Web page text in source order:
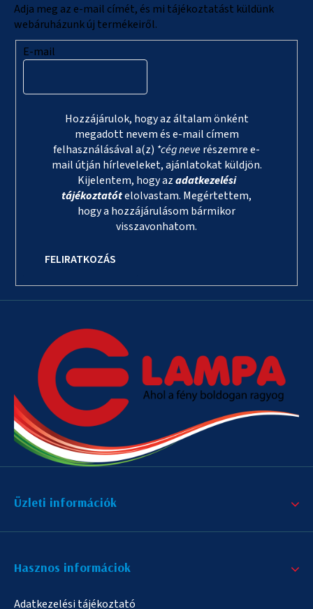
Adja meg az e-mail címét, és mi tájékoztatást küldünk
webáruházunk új termékeiről.
E-mail
Hozzájárulok, hogy az általam önként
megadott nevem és e-mail címem
felhasználásával a(z) *cég neverészemre e-
mail útján hírleveleket, ajánlatokat küldjön.
Kijelentem, hogy azadatkezelési
tájékoztatótelolvastam. Megértettem,
hogy a hozzájárulásom bármikor
visszavonhatom.
FELIRATKOZÁS
Üzleti információk
Hasznos informáciok
Adatkezelési tájékoztató